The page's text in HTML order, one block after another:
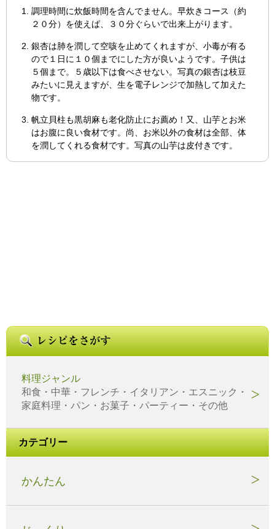
調理時間に炊飯時間を含んでません。早炊きコース（約
２０分）を使えば、３０分ぐらいで出来上がります。
銀杏は肺を潤して空咳を止めてくれますが、小毒が有る
ので１日に１０個までにした方が良いようです。子供は
５個まで。５歳以下は食べさせない。写真の銀杏は枝豆
みたいに見えますが、生を電子レンジで加熱して加えた
物です。
帆立貝柱も黒胡麻も老化防止にお薦め！又、山芋とお米
はお腹に良い食材です。尚、お米以外の食材は全部、体
を潤してくれる食材です。写真の山芋は皮付きです。
料理ジャンル
和食・中華・フレンチ・イタリアン・エスニック・
家庭料理・パン・お菓子・パーティー・その他
カテゴリー
かんたん